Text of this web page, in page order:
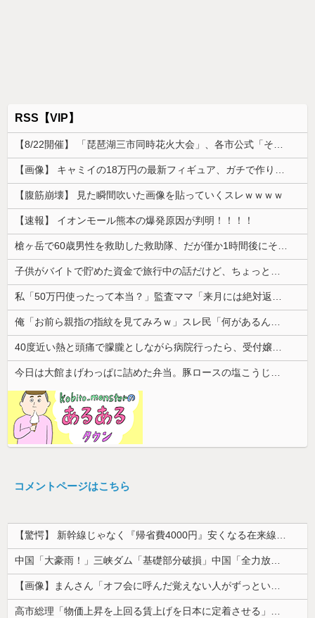
RSS【VIP】
【腹筋崩壊】 見た瞬間吹いた画像を貼っていくスレｗｗｗｗ
【速報】 イオンモール熊本の爆発原因が判明！！！！
コメントページはこちら
【驚愕】 新幹線じゃなく『帰省費4000円』安くなる在来線で帰省した結果ｗｗｗｗｗ
中国「大豪雨！」三峡ダム「基礎部分破損」中国「全力放流！」台風13号「中国上陸予測」台風15号「中国接近（画像」中国「台風同時上陸！（穀物生産が...
【画像】まんさん「オフ会に呼んだ覚えない人がずっといたので晒すわ」（パシャ）
高市総理「物価上昇を上回る賃上げを日本に定着させる」⇒ 国家公務員月給3.51％増へ